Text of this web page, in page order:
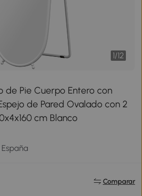
1/12
de Pie Cuerpo Entero con
de Pared Ovalado con 2
cm Blanco
Comparar